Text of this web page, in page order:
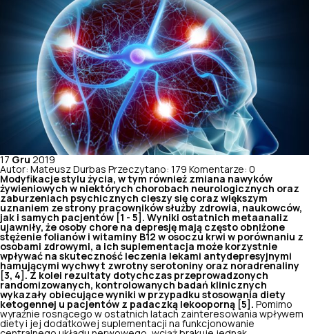
17 Gru 2019
Autor: Mateusz Durbas Przeczytano: 179 Komentarze: 0
Modyfikacje stylu życia, w tym również zmiana nawyków
żywieniowych w niektórych chorobach neurologicznych oraz
zaburzeniach psychicznych cieszy się coraz większym
uznaniem ze strony pracowników służby zdrowia, naukowców,
jak i samych pacjentów [1 - 5]. Wyniki ostatnich metaanaliz
ujawniły, że osoby chore na depresję mają często obniżone
stężenie folianów i witaminy B12 w osoczu krwi w porównaniu z
osobami zdrowymi, a ich suplementacja może korzystnie
wpływać na skuteczność leczenia lekami antydepresyjnymi
hamującymi wychwyt zwrotny serotoniny oraz noradrenaliny
[3, 4]. Z kolei rezultaty dotychczas przeprowadzonych
randomizowanych, kontrolowanych badań klinicznych
wykazały obiecujące wyniki w przypadku stosowania diety
ketogennej u pacjentów z padaczką lekooporną [5]. Pomimo
wyraźnie rosnącego w ostatnich latach zainteresowania wpływem
diety i jej dodatkowej suplementacji na funkcjonowanie